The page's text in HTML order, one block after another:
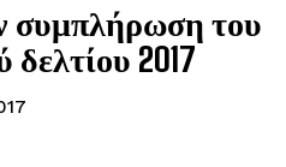
συμπλήρωση του
2017